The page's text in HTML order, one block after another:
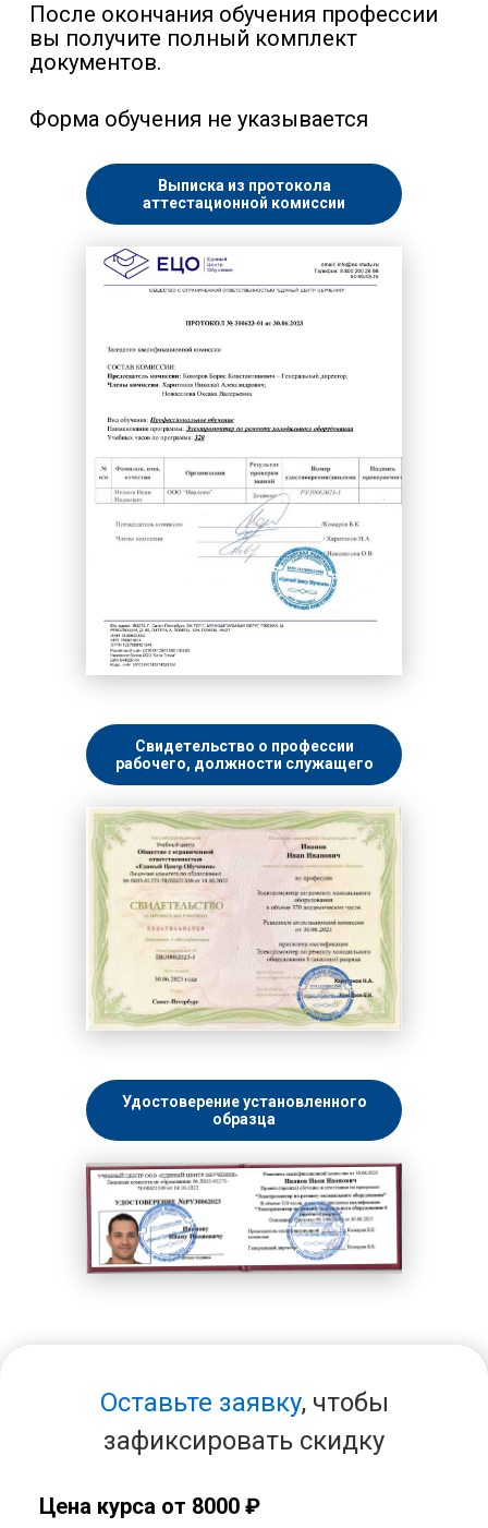
После окончания обучения профессии
вы получите полный комплект
документов.
Форма обучения не указывается
Выписка из протокола
аттестационной комиссии
Свидетельство о профессии
рабочего, должности служащего
Удостоверение установленного
образца
Оставьте заявку, чтобы
зафиксировать скидку
Цена курса от 8000 ₽